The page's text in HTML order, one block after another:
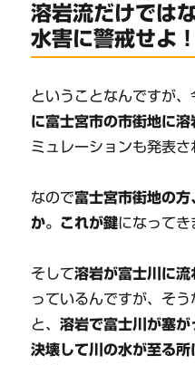
溶岩流だけでは
水害に警戒せよ！
ということなんですが
に富士宮市の市街地に溶
ミュレーションも発表さ
なので富士宮市街地の
か。これが鍵になってき
そして溶岩が富士川に流
っているんですが、そ
と、溶岩で富士川が塞
決壊して川の水が至る所